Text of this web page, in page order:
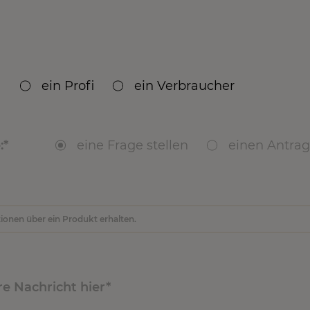
ein Profi ein Verbraucher
Kunde von Valrhona? Ja Nein
eine Frage stellen einen
gekauft? und DLUO
Nachricht hier